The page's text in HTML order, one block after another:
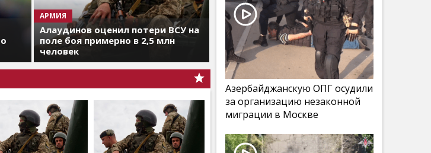
АРМИЯ
Алаудинов оценил потери ВСУ на
поле боя примерно в 2,5 млн
человек
Азербайджанскую ОПГ осудили
за организацию незаконной
миграции в Москве